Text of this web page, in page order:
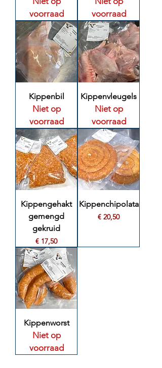
voorraad
voorraad
Kippenbil
Niet op
voorraad
Kippenvleugels
Niet op
voorraad
Kippengehakt
gemengd
gekruid
Prijs
€ 17,50
Kippenchipolata
Prijs
€ 20,50
Kippenworst
Niet op
voorraad